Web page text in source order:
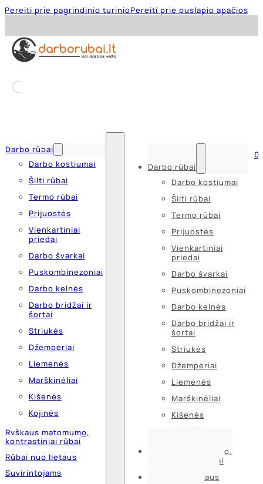
Pereiti prie pagrindinio turinioPereiti prie puslapio apačios
Darbo rūbai
Darbo kostiumai
Šilti rūbai
Termo rūbai
Prijuostės
Vienkartiniai
priedai
Darbo švarkai
Puskombinezoniai
Darbo kelnės
Darbo bridžai ir
šortai
Striukės
Džemperiai
Liemenės
Marškinėliai
Kišenės
Kojinės
Ryškaus matomumo,
kontrastiniai rūbai
Rūbai nuo lietaus
Suvirintojams
Darbo rūbai
Darbo kostiumai
Šilti rūbai
Termo rūbai
Prijuostės
Vienkartiniai
priedai
Darbo švarkai
Puskombinezoniai
Darbo kelnės
Darbo bridžai ir
šortai
Striukės
Džemperiai
Liemenės
Marškinėliai
Kišenės
Ryškaus matomumo,
kontrastiniai rūbai
Rūbai nuo lietaus
0